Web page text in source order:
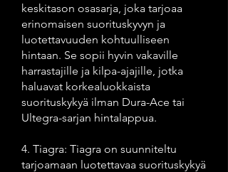
keskitason osasarja, joka tarjoaa
erinomaisen suorituskyvyn ja
luotettavuuden kohtuulliseen
hintaan. Se sopii hyvin vakaville
harrastajille ja kilpa-ajajille, jotka
haluavat korkealuokkaista
suorituskykyä ilman Dura-Ace tai
Ultegra-sarjan hintalappua.
4. Tiagra: Tiagra on suunniteltu
tarjoamaan luotettavaa suorituskykyä